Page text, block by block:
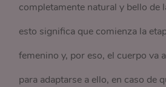
completamente natural y bello de
esto significa que comienza la
femenino y, por eso, el cuerpo va
para adaptarse a ello, en caso de